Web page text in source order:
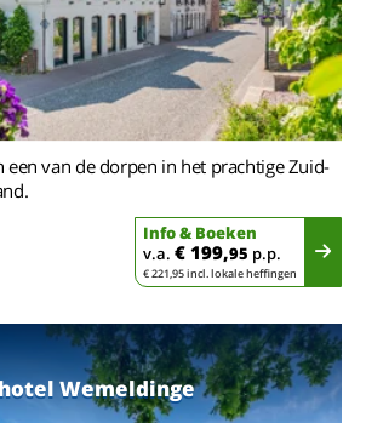
een van de dorpen in het prachtige Zuid-
Info & Boeken
v.a. € 199,95 p.p.
€ 221,95 incl. lokale heffingen
Wemeldinge